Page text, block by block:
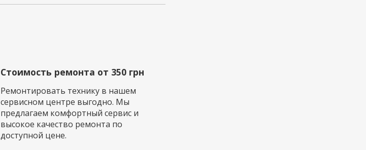
Стоимость ремонта от 350 грн
Ремонтировать технику в нашем
сервисном центре выгодно. Мы
предлагаем комфортный сервис и
высокое качество ремонта по
доступной цене.